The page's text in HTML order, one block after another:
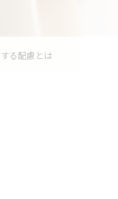
る配慮とは